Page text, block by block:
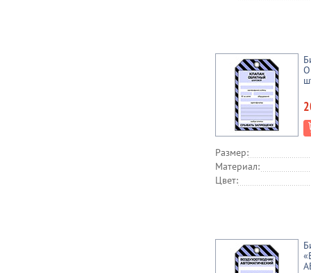
Размер:
Материал:
Цвет: